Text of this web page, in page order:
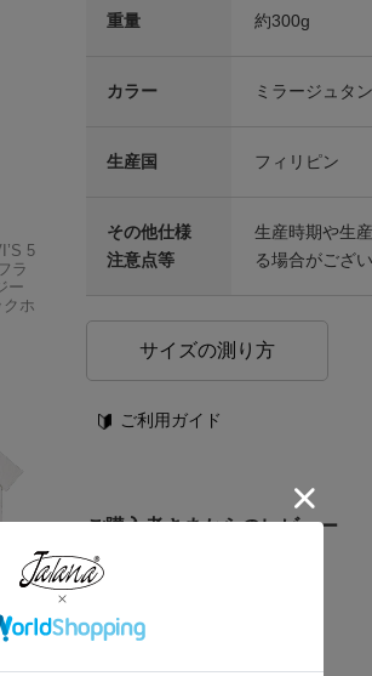
重量 約300g
カラー ミラージュタン
生産国 フィリピン
その他仕様
注意点等
生産時期や生
る場合がござ
サイズの測り方
ご利用ガイド
ご購入者さまからのレビュー
5
ラ
ー
ホ
ッ
CL
T
ガ